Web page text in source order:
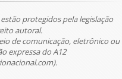
protegidos pela legislação
autoral.
de comunicação, eletrônico ou
expressa do A12